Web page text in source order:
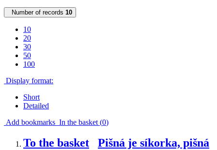
Number of records 10
10
20
30
50
100
Display format:
Short
Detailed
Add bookmarks In the basket (0)
To the basket Pišná je síkorka, pišná